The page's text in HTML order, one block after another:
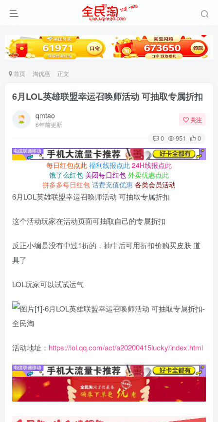
首页 淘优惠 正文
6月LOL英雄联盟幸运召唤师活动 可抽取专属折扣
qmtao
6年前更新
关注
0 951 0
每日红包点此 福利线报点此 24H线报点此
饿了么红包 美团每日红包 外卖优惠点此
拼多多每日红包 话费充值优惠 各类会员活动
6月LOL英雄联盟幸运召唤师活动 可抽取专属折扣
这个活动玩家在活动页面可抽取自己的专属折扣
反正小编是没有中过1折的，抽中后可用折扣价购买皮肤 道
具了
LOL玩家可以试试运气
活动地址： https://lol.qq.com/act/a20200415lucky/index.html